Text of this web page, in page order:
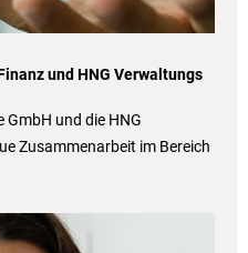
und HNG Verwaltungs
GmbH und die HNG
Zusammenarbeit im Bereich